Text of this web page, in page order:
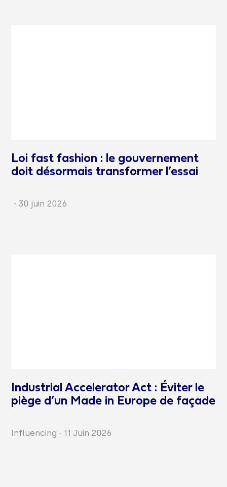
Loi fast fashion : le gouvernement
doit désormais transformer l’essai
- 30 juin 2026
Industrial Accelerator Act : Éviter le
piège d’un Made in Europe de façade
Influencing - 11 Juin 2026